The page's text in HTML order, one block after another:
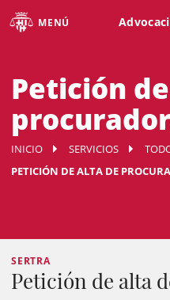
MENÚ
Petición
procurador
INICIO SERVICIOS
PETICIÓN DE ALTA DE
SERTRA
Petición de alta